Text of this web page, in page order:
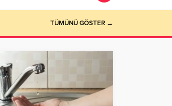
TÜMÜNÜ GÖSTER →